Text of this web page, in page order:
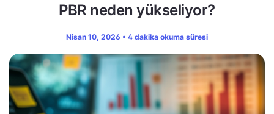
PBR neden yükseliyor?
Nisan 10, 2026 • 4 dakika okuma süresi